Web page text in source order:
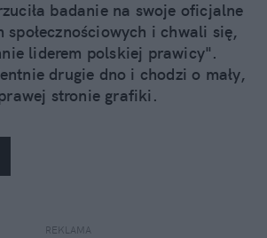
badanie na swoje oficjalne
społecznościowych i chwali się,
liderem polskiej prawicy".
drugie dno i chodzi o mały,
stronie grafiki.
REKLAMA